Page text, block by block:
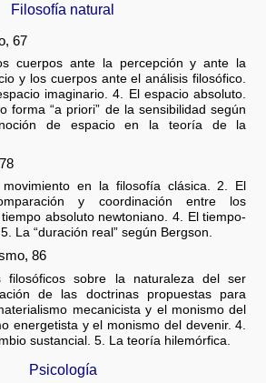
Filosofía natural
67
cuerpos ante la percepción y ante la
y los cuerpos ante el análisis filosófico.
imaginario. 4. El espacio absoluto.
forma “a priori” de la sensibilidad según
de espacio en la teoría de la
en la filosofía clásica. 2. El
y coordinación entre los
absoluto newtoniano. 4. El tiempo-
La “duración real” según Bergson.
86
filosóficos sobre la naturaleza del ser
de las doctrinas propuestas para
mecanicista y el monismo del
energetista y el monismo del devenir. 4.
sustancial. 5. La teoría hilemórfica.
Psicología